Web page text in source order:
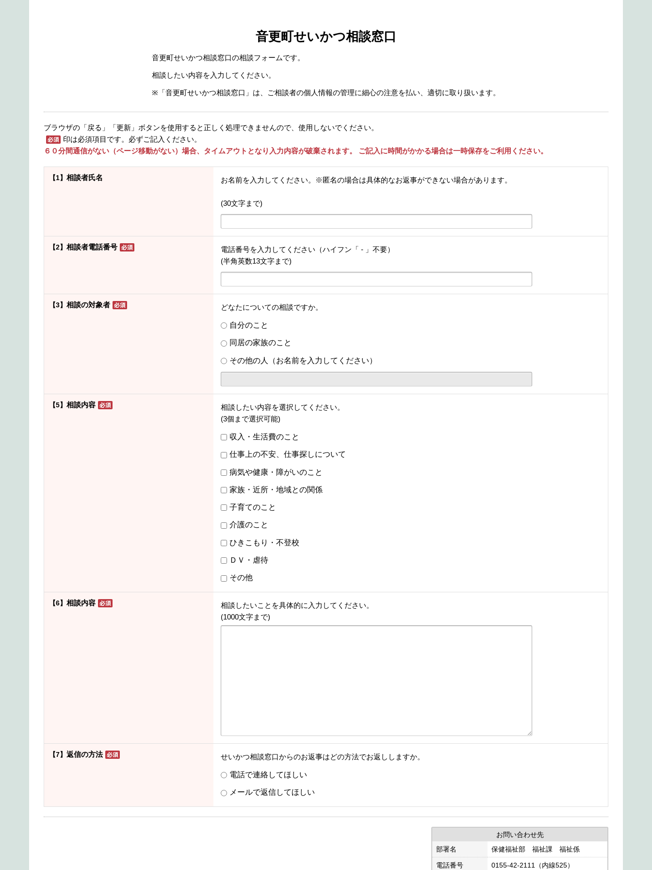
音更町せいかつ相談窓口
音更町せいかつ相談窓口の相談フォームです。
相談したい内容を入力してください。
※「音更町せいかつ相談窓口」は、ご相談者の個人情報の管理に細心の注意を払い、適切に取り扱います。
ブラウザの「戻る」「更新」ボタンを使用すると正しく処理できませんので、使用しないでください。
印は必須項目です。必ずご記入ください。
６０分間通信がない（ページ移動がない）場合、タイムアウトとなり入力内容が破棄されます。 ご記入に時間がかかる場合は一時保存をご利用ください。
【1】 相談者氏名 お名前を入力してください。※匿名の場合は具体的なお返事ができない場合があります。
(30文字まで)
【2】 相談者電話番号
電話番号を入力してください（ハイフン「 - 」不要）
(半角英数13文字まで)
【3】 相談の対象者 どなたについての相談ですか。
自分のこと
同居の家族のこと
その他の人（お名前を入力してください）
【5】 相談内容
相談したい内容を選択してください。
(3個まで選択可能)
収入・生活費のこと
仕事上の不安、仕事探しについて
病気や健康・障がいのこと
家族・近所・地域との関係
子育てのこと
介護のこと
ひきこもり・不登校
ＤＶ・虐待
その他
【6】 相談内容
相談したいことを具体的に入力してください。
(1000文字まで)
【7】 返信の方法 せいかつ相談窓口からのお返事はどの方法でお返ししますか。
電話で連絡してほしい
メールで返信してほしい
お問い合わせ先
部署名
保健福祉部 福祉課 福祉係
電話番号 0155-42-2111（内線525）